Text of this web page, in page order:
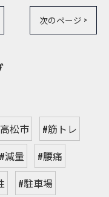
次のページ >
松市
#筋トレ
#減量
#腰痛
#駐車場